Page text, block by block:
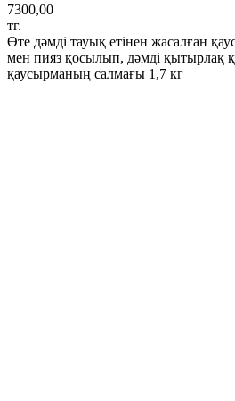
7300,00
тг.
Өте дәмді тауық етінен жасалған
мен пияз қосылып, дәмді қытырлақ
қаусырманың салмағы 1,7 кг